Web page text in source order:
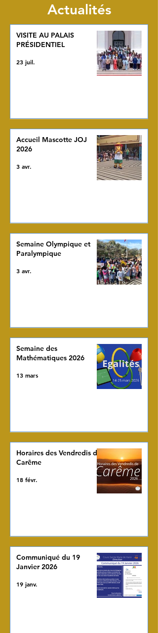
Actualités
VISITE AU PALAIS
PRÉSIDENTIEL
23 juil.
Accueil Mascotte JOJ
2026
3 avr.
Semaine Olympique et
Paralympique
3 avr.
Semaine des
Mathématiques 2026
13 mars
Horaires des Vendredis de
Carême
18 févr.
Communiqué du 19
Janvier 2026
19 janv.